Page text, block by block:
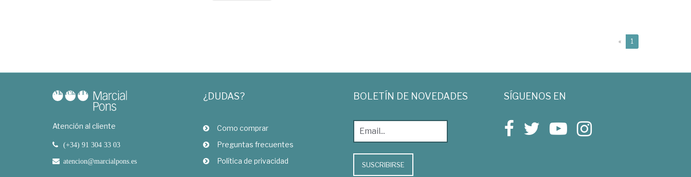
« 1
Atención al cliente
(+34) 91 304 33 03
atencion@marcialpons.es
¿DUDAS?
Como comprar
Preguntas frecuentes
Política de privacidad
BOLETÍN DE NOVEDADES
SUSCRIBIRSE
SÍGUENOS EN